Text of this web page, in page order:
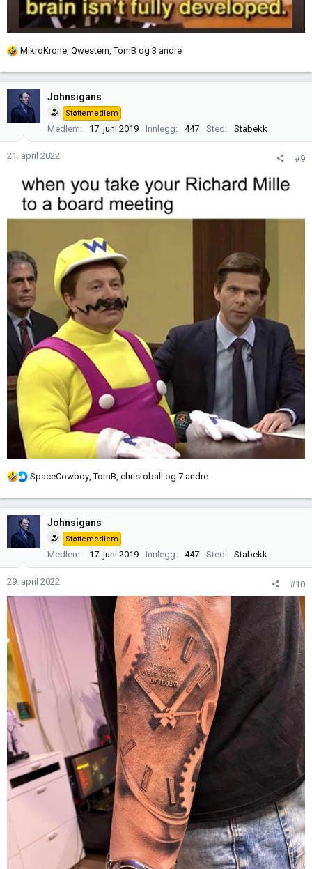
R
k
s
j
e
MikroKrone, Qwestern,TomB og 3 andre
Johnsigans
Støttemedlem
Medlem 17. juni 2019 Innlegg 447 Sted Stabekk
21. april 2022 #9
R
k
s
j
e
SpaceCowboy ,TomB christoball og 7 andre
Johnsigans
Støttemedlem
Medlem 17. juni 2019 Innlegg 447 Sted Stabekk
29. april 2022 #10